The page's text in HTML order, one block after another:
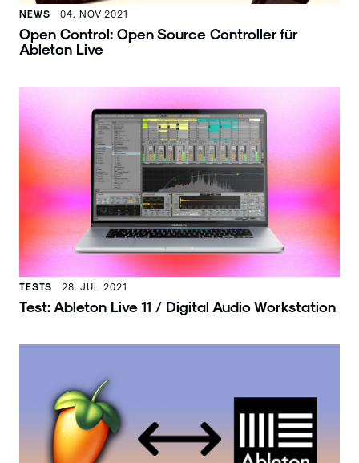
NEWS 04. NOV 2021
Open Control: Open Source Controller für
Ableton Live
TESTS 28. JUL 2021
Test: Ableton Live 11 / Digital Audio Workstation